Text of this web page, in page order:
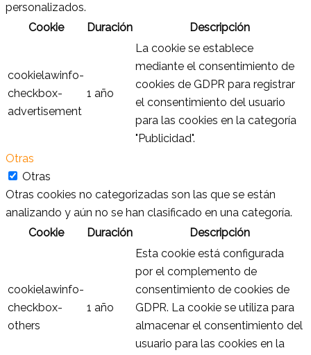
personalizados.
Cookie
Duración Descripción
cookielawinfo-
checkbox-
advertisement
1 año
La cookie se establece
mediante el consentimiento de
cookies de GDPR para registrar
el consentimiento del usuario
para las cookies en la categoría
"Publicidad".
Otras
Otras
Otras cookies no categorizadas son las que se están
analizando y aún no se han clasificado en una categoría.
Cookie
Duración Descripción
cookielawinfo-
checkbox-
others
1 año
Esta cookie está configurada
por el complemento de
consentimiento de cookies de
GDPR. La cookie se utiliza para
almacenar el consentimiento del
usuario para las cookies en la